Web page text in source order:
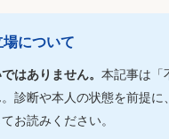
について
はありません。 本記事は「
診断や本人の状態を前提
お読みください。